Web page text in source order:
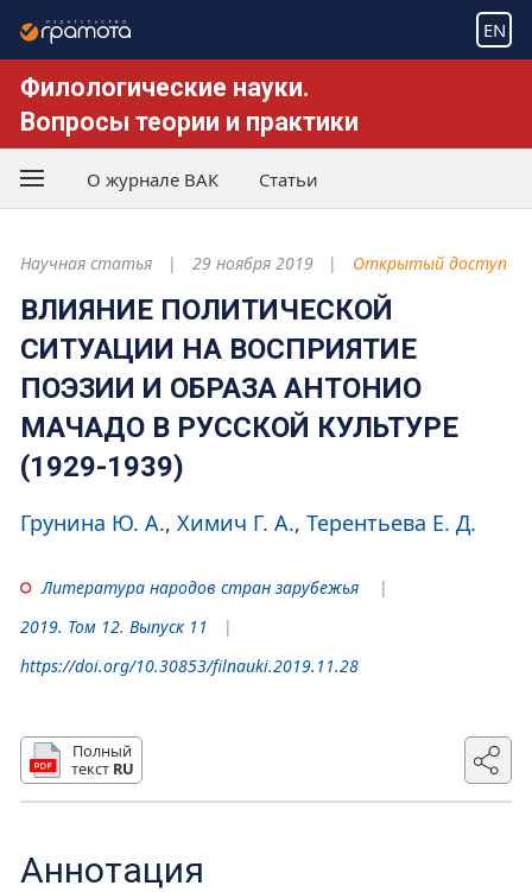
EN
Филологические науки.
Вопросы теории и практики
О журнале ВАК Статьи
Научная статья 29 ноября 2019 Открытый доступ
ВЛИЯНИЕ ПОЛИТИЧЕСКОЙ
СИТУАЦИИ НА ВОСПРИЯТИЕ
ПОЭЗИИ И ОБРАЗА АНТОНИО
МАЧАДО В РУССКОЙ КУЛЬТУРЕ
(1929-1939)
Грунина Ю. А. Химич Г. А. Терентьева Е. Д.
Литература народов стран зарубежья
2019. Том 12. Выпуск 11
https://doi.org/10.30853/filnauki.2019.11.28
Полный
текст RU
Аннотация